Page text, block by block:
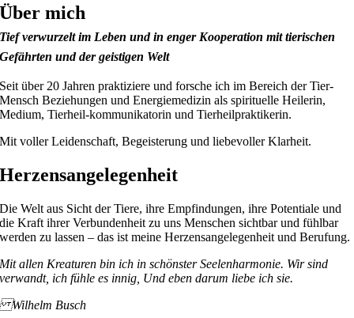
Über mich
Tief verwurzelt im Leben und in enger Kooperation mit tierischen
Gefährten und der geistigen Welt
Seit über 20 Jahren praktiziere und forsche ich im Bereich der Tier-
Mensch Beziehungen und Energiemedizin als spirituelle Heilerin,
Medium, Tierheil-kommunikatorin und Tierheilpraktikerin.
Mit voller Leidenschaft, Begeisterung und liebevoller Klarheit.
Herzensangelegenheit
Die Welt aus Sicht der Tiere, ihre Empfindungen, ihre Potentiale und
die Kraft ihrer Verbundenheit zu uns Menschen sichtbar und fühlbar
werden zu lassen – das ist meine Herzensangelegenheit und Berufung.
Mit allen Kreaturen bin ich in schönster Seelenharmonie. Wir sind
verwandt, ich fühle es innig, Und eben darum liebe ich sie.
Wilhelm Busch